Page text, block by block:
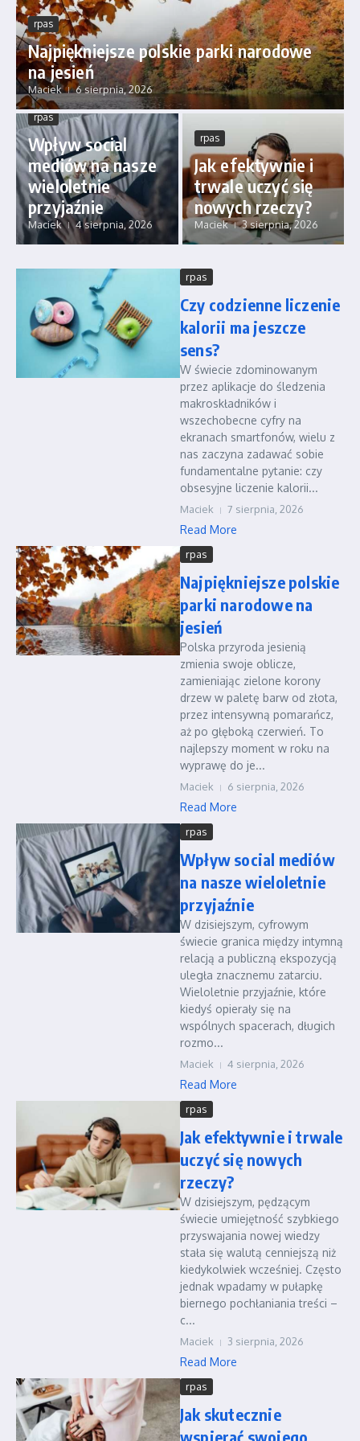
rpas
Najpiękniejsze polskie parki narodowe
na jesień
Maciek 6 sierpnia, 2026
rpas
Wpływ social
mediów na nasze
wieloletnie
przyjaźnie
Maciek 4 sierpnia, 2026
rpas
Jak efektywnie i
trwale uczyć się
nowych rzeczy?
Maciek 3 sierpnia, 2026
rpas
Czy codzienne liczenie
kalorii ma jeszcze
sens?
W świecie zdominowanym
przez aplikacje do śledzenia
makroskładników i
wszechobecne cyfry na
ekranach smartfonów, wielu z
nas zaczyna zadawać sobie
fundamentalne pytanie: czy
obsesyjne liczenie kalorii...
Maciek 7 sierpnia, 2026
Read More
rpas
Najpiękniejsze polskie
parki narodowe na
jesień
Polska przyroda jesienią
zmienia swoje oblicze,
zamieniając zielone korony
drzew w paletę barw od złota,
przez intensywną pomarańcz,
aż po głęboką czerwień. To
najlepszy moment w roku na
wyprawę do je...
Maciek 6 sierpnia, 2026
Read More
rpas
Wpływ social mediów
na nasze wieloletnie
przyjaźnie
W dzisiejszym, cyfrowym
świecie granica między intymną
relacją a publiczną ekspozycją
uległa znacznemu zatarciu.
Wieloletnie przyjaźnie, które
kiedyś opierały się na
wspólnych spacerach, długich
rozmo...
Maciek 4 sierpnia, 2026
Read More
rpas
Jak efektywnie i trwale
uczyć się nowych
rzeczy?
W dzisiejszym, pędzącym
świecie umiejętność szybkiego
przyswajania nowej wiedzy
stała się walutą cenniejszą niż
kiedykolwiek wcześniej. Często
jednak wpadamy w pułapkę
biernego pochłaniania treści –
c...
Maciek 3 sierpnia, 2026
Read More
rpas
Jak skutecznie
wspierać swojego